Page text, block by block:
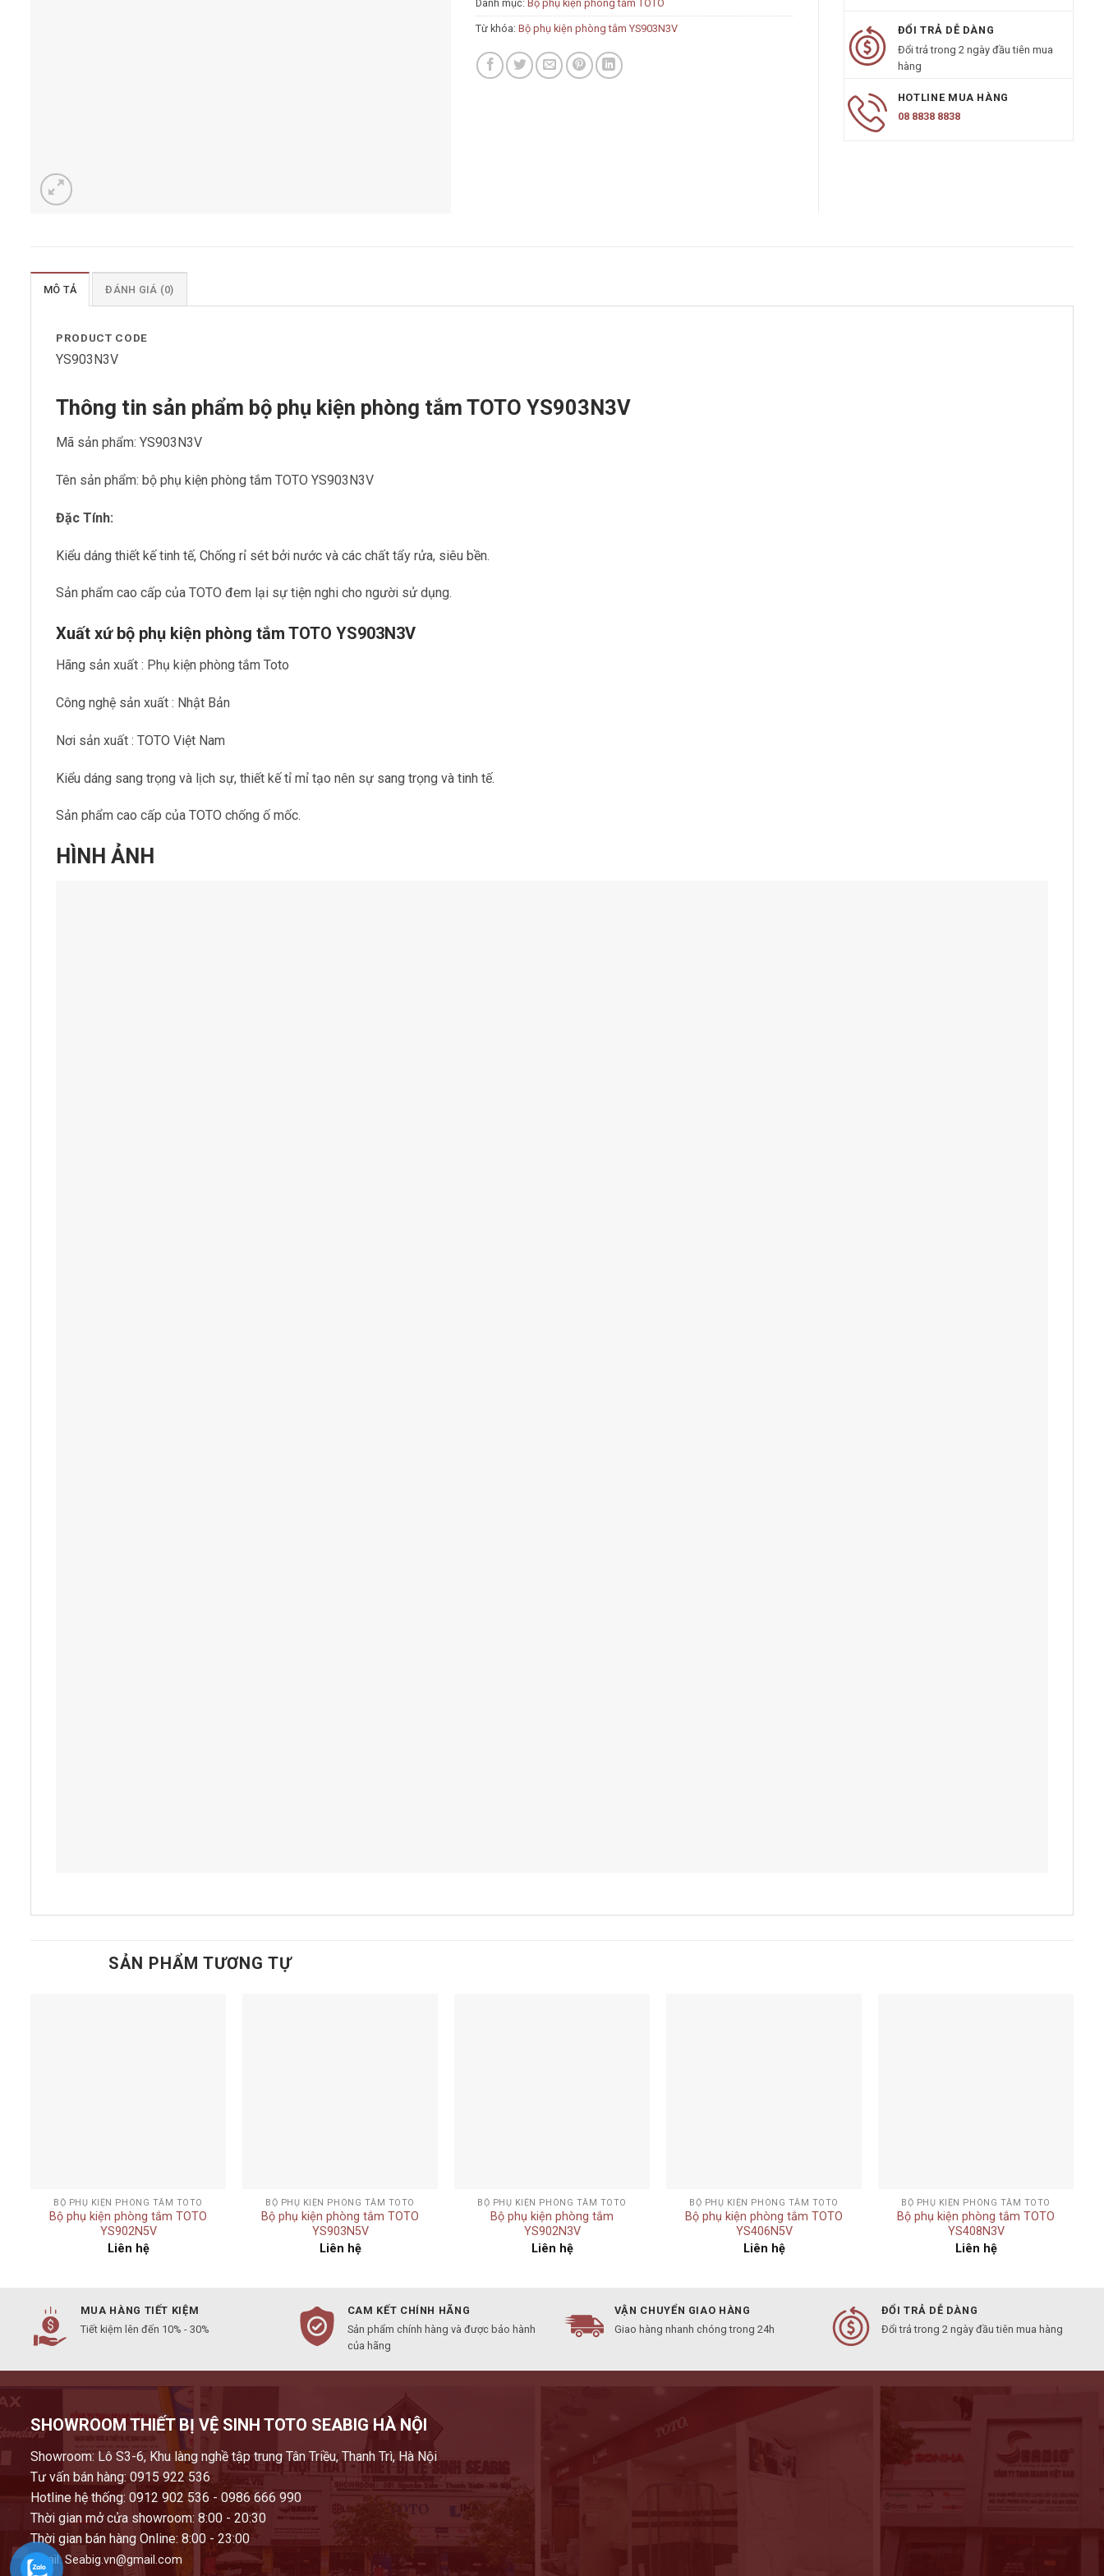
Danh mục: Bộ phụ kiện phòng tắm TOTO
Từ khóa: Bộ phụ kiện phòng tắm YS903N3V
ĐỔI TRẢ DỄ DÀNG
Đổi trả trong 2 ngày đầu tiên mua
hàng
HOTLINE MUA HÀNG
08 8838 8838
MÔ TẢ ĐÁNH GIÁ (0)
PRODUCT CODE
YS903N3V
Thông tin sản phẩm bộ phụ kiện phòng tắm TOTO YS903N3V
Mã sản phẩm: YS903N3V
Tên sản phẩm: bộ phụ kiện phòng tắm TOTO YS903N3V
Đặc Tính:
Kiểu dáng thiết kế tinh tế, Chống rỉ sét bởi nước và các chất tẩy rửa, siêu bền.
Sản phẩm cao cấp của TOTO đem lại sự tiện nghi cho người sử dụng.
Xuất xứ bộ phụ kiện phòng tắm TOTO YS903N3V
Hãng sản xuất : Phụ kiện phòng tắm Toto
Công nghệ sản xuất : Nhật Bản
Nơi sản xuất : TOTO Việt Nam
Kiểu dáng sang trọng và lịch sự, thiết kế tỉ mỉ tạo nên sự sang trọng và tinh tế.
Sản phẩm cao cấp của TOTO chống ố mốc.
HÌNH ẢNH
SẢN PHẨM TƯƠNG TỰ
BỘ PHỤ KIỆN PHÒNG TẮM TOTO
Bộ phụ kiện phòng tắm TOTO
YS902N5V
Liên hệ
BỘ PHỤ KIỆN PHÒNG TẮM TOTO
Bộ phụ kiện phòng tắm TOTO
YS903N5V
Liên hệ
BỘ PHỤ KIỆN PHÒNG TẮM TOTO
Bộ phụ kiện phòng tắm
YS902N3V
Liên hệ
BỘ PHỤ KIỆN PHÒNG TẮM TOTO
Bộ phụ kiện phòng tắm TOTO
YS406N5V
Liên hệ
BỘ PHỤ KIỆN PHÒNG TẮM TOTO
Bộ phụ kiện phòng tắm TOTO
YS408N3V
Liên hệ
MUA HÀNG TIẾT KIỆM
Tiết kiệm lên đến 10% - 30%
CAM KẾT CHÍNH HÃNG
Sản phẩm chính hàng và được bảo hành
của hãng
VẬN CHUYỂN GIAO HÀNG
Giao hàng nhanh chóng trong 24h
ĐỔI TRẢ DỄ DÀNG
Đổi trả trong 2 ngày đầu tiên mua hàng
SHOWROOM THIẾT BỊ VỆ SINH TOTO SEABIG HÀ NỘI
Showroom: Lô S3-6, Khu làng nghề tập trung Tân Triều, Thanh Trì, Hà Nội
Tư vấn bán hàng: 0915 922 536
Hotline hệ thống: 0912 902 536 - 0986 666 990
Thời gian mở cửa showroom: 8:00 - 20:30
Thời gian bán hàng Online: 8:00 - 23:00
Email: Seabig.vn@gmail.com